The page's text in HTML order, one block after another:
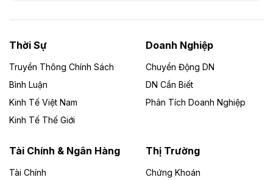
Dự án Nhà máy xử lý rác và phát điện Bắc Giang do
Công ty TNHH Năng lượng môi trường Bắc Giang làm
Theo vietnamfinance.vn
Đức Long Gia Lai mở rộng ‘hệ sinh thái’
Lai
Bốn doanh nghiệp có sự góp vốn của Công ty Cổ
Thời Sự
Truyền Thông Chính Sách
Bình Luận
Kinh Tế Việt Nam
Kinh Tế Thế Giới
Doanh Nghiệp
Chuyển Động DN
DN Cần Biết
Phân Tích Doanh Nghiệp
Tài Chính & Ngân Hàng
Tài Chính
Thị Trường
Chứng Khoán